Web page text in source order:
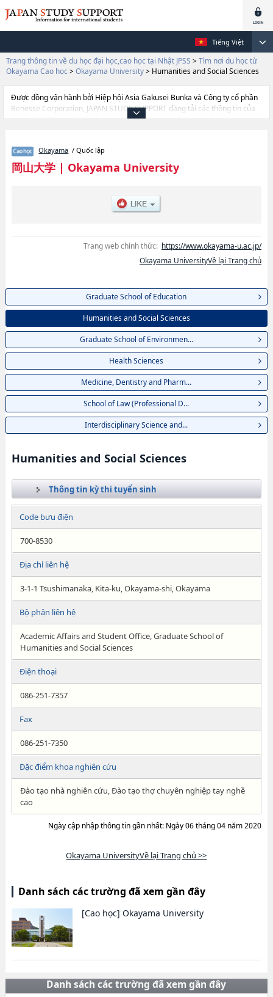
Tiếng Việt
Trang thông tin về du học đại học,cao học tại Nhật JPSS > Tìm nơi du học từ
Okayama Cao học > Okayama University> Humanities and Social Sciences
Được đồng vận hành bởi Hiệp hội Asia Gakusei Bunka và Công ty cổ phần
Benesse Corporation, JAPAN STUDY SUPPORT đăng tải các thông tin của
khoảng 1.300 trường đại học, cao học, trường đại học ngắn hạn, trường
cần thiết dành cho du học sinh, như là về các Graduate School of
EducationhoặcHumanities and Social ScienceshoặcGraduate School of
Environmental, Life, Natural Science and TechnologyhoặcHealth
ScienceshoặcSchool of Law (Professional Degree
Course)hoặcInterdisciplinary Science and Engineering in Health Systems,
Okayama / Quốc lập
岡山大学| Okayama University
Trang web chính thức: https://www.okayama-u.ac.jp/
Okayama UniversityVề lại Trang chủ
Graduate School of Education
Humanities and Social Sciences
Graduate School of Environmen...
Health Sciences
Medicine, Dentistry and Pharm...
School of Law (Professional D...
Interdisciplinary Science and...
Humanities and Social Sciences
Thông tin kỳ thi tuyển sinh
Code bưu điện
700-8530
Địa chỉ liên hệ
3-1-1 Tsushimanaka, Kita-ku, Okayama-shi, Okayama
Bộ phận liên hệ
Academic Affairs and Student Office, Graduate School of
Humanities and Social Sciences
Điện thoại
086-251-7357
Fax
086-251-7350
Đặc điểm khoa nghiên cứu
Đào tạo nhà nghiên cứu, Đào tạo thợ chuyên nghiệp tay nghề
cao
Ngày cập nhập thông tin gần nhất: Ngày 06 tháng 04 năm 2020
Okayama UniversityVề lại Trang chủ >>
Danh sách các trường đã xem gần đây
[Cao học] Okayama University
Danh sách các trường đã xem gần đây